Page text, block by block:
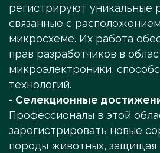
регистрируют уникальные
связанные с
микросхеме. Их работа
прав разработчиков в
микроэлектроники,
технологий.
- Селекционные
Профессионалы в этой
зарегистрировать новые
породы животных, защищая